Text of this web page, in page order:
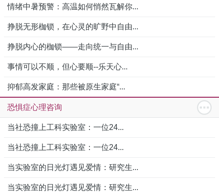
情绪中暑预警：高温如何悄然瓦解你...
挣脱无形枷锁，在心灵的旷野中自由...
挣脱内心的枷锁——走向统一与自由...
事情可以不顺，但心要顺--乐天心...
抑郁高发家庭：那些被原生家庭“...
恐惧症心理咨询
当社恐撞上工科实验室：一位24...
当社恐撞上工科实验室：一位24...
当实验室的日光灯遇见爱情：研究生...
当实验室的日光灯遇见爱情：研究生...